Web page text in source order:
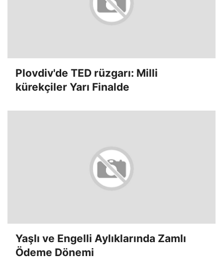
Plovdiv'de TED rüzgarı: Milli
kürekçiler Yarı Finalde
Yaşlı ve Engelli Aylıklarında Zamlı
Ödeme Dönemi